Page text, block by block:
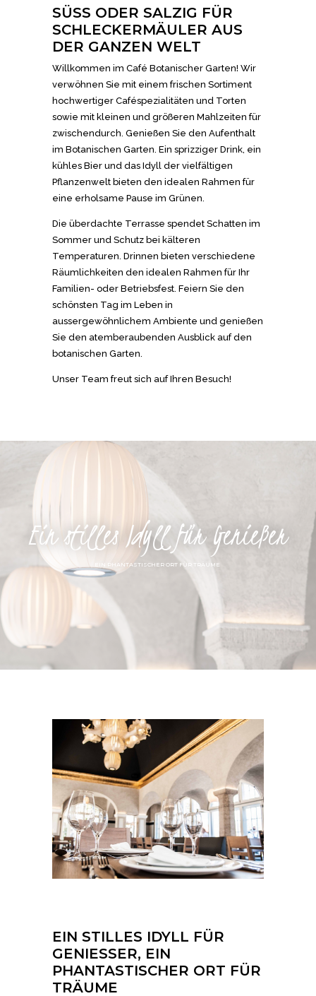
SÜSS ODER SALZIG FÜR
SCHLECKERMÄULER AUS
DER GANZEN WELT
Willkommen im Café Botanischer Garten! Wir
verwöhnen Sie mit einem frischen Sortiment
hochwertiger Caféspezialitäten und Torten
sowie mit kleinen und größeren Mahlzeiten für
zwischendurch. Genießen Sie den Aufenthalt
im Botanischen Garten. Ein sprizziger Drink, ein
kühles Bier und das Idyll der vielfältigen
Pflanzenwelt bieten den idealen Rahmen für
eine erholsame Pause im Grünen.
Die überdachte Terrasse spendet Schatten im
Sommer und Schutz bei kälteren
Temperaturen. Drinnen bieten verschiedene
Räumlichkeiten den idealen Rahmen für Ihr
Familien- oder Betriebsfest. Feiern Sie den
schönsten Tag im Leben in
aussergewöhnlichem Ambiente und genießen
Sie den atemberaubenden Ausblick auf den
botanischen Garten.
Unser Team freut sich auf Ihren Besuch!
Ein stilles Idyll für Genießer
EIN PHANTASTISCHER ORT FÜR TRÄUME
EIN STILLES IDYLL FÜR
GENIESSER, EIN
PHANTASTISCHER ORT FÜR
TRÄUME